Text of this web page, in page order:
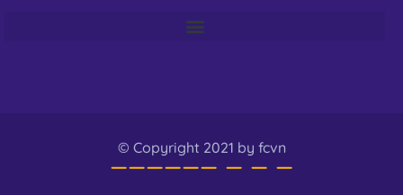
© Copyright 2021 by fcvn